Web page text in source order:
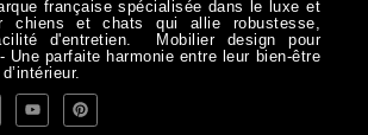
française spécialisée dans le luxe et
chiens et chats qui allie robustesse,
d'entretien. Mobilier design pour
Une parfaite harmonie entre leur bien-être